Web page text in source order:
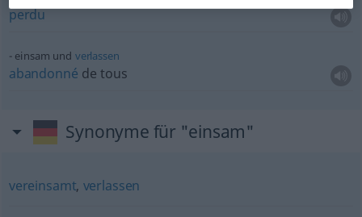
perdu
einsam und verlassen
abandonné de tous
Synonyme für "einsam"
vereinsamt, verlassen